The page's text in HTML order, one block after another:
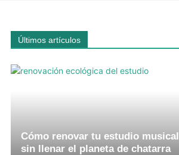
Últimos artículos
Cómo renovar tu estudio musical
sin llenar el planeta de chatarra